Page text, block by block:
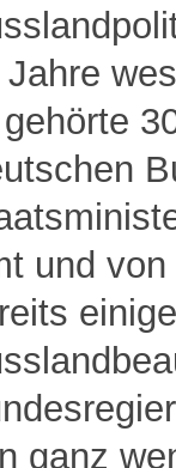
Jahre
und
ganz